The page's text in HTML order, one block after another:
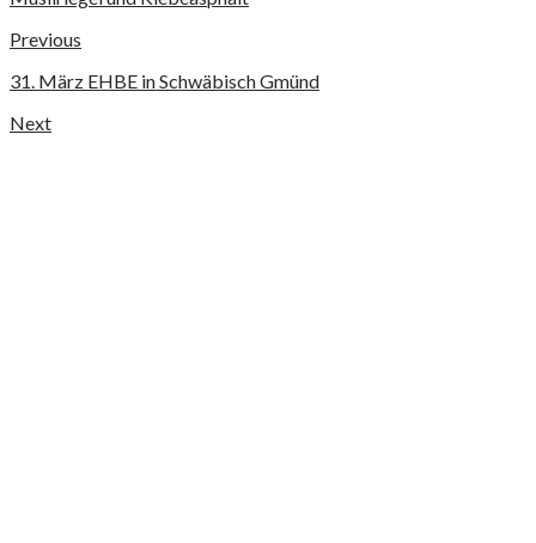
Previous
31. März EHBE in Schwäbisch Gmünd
Next